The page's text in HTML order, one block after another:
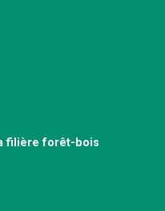
filière forêt-bois